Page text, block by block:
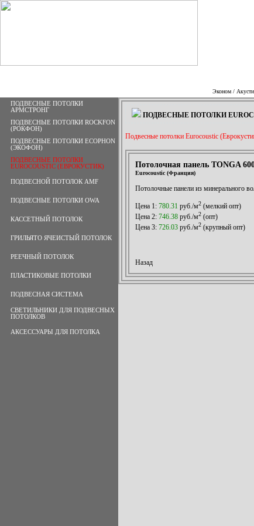
Эконом/
ПОДВЕСНЫЕ ПОТОЛКИ
АРМСТРОНГ
ПОДВЕСНЫЕ ПОТОЛКИ ROCKFON
(РОКФОН)
ПОДВЕСНЫЕ ПОТОЛКИ ECOPHON
(ЭКОФОН)
ПОДВЕСНЫЕ ПОТОЛКИ
EUROCOUSTIC (ЕВРОКУСТИК)
ПОДВЕСНОЙ ПОТОЛОК AMF
ПОДВЕСНЫЕ ПОТОЛКИ OWA
КАССЕТНЫЙ ПОТОЛОК
ГРИЛЬЯТО ЯЧЕИСТЫЙ ПОТОЛОК
РЕЕЧНЫЙ ПОТОЛОК
ПЛАСТИКОВЫЕ ПОТОЛКИ
ПОДВЕСНАЯ СИСТЕМА
СВЕТИЛЬНИКИ ДЛЯ ПОДВЕСНЫХ
ПОТОЛКОВ
АКСЕССУАРЫ ДЛЯ ПОТОЛКА
ПОДВЕСНЫЕ ПОТОЛКИ
Подвесные потолки Eurocoustic
Потолочная панель TONGA
Eurocoustic (Франция)
Потолочные панели из минерального
Цена 1: 780.31 руб./м2 (мелкий опт)
Цена 2: 746.38 руб./м2 (опт)
Цена 3: 726.03 руб./м2 (крупный опт)
Назад